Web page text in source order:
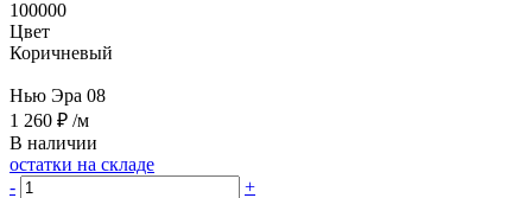
100000
Цвет
Коричневый
Нью Эра 08
1 260 ₽ /м
В наличии
остатки на складе
-
+